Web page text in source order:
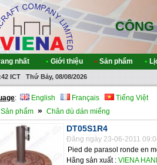
nhất • Giới thiệu • Sản phẩm •
ICT Thứ Bảy, 08/08/2026
: English Français Tiếng Việt
Sản phẩm » Chân dù dán miểng
DT05S1R4
Đăng ngày 23-06-2011
Pied de parasol ronde en
Hãng sản xuất : VIENA